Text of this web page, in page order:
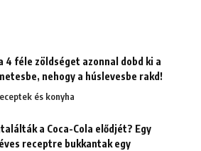
4 féle zöldséget azonnal dobd ki a
nehogy a húslevesbe rakd!
és konyha
a Coca-Cola elődjét? Egy
receptre bukkantak egy